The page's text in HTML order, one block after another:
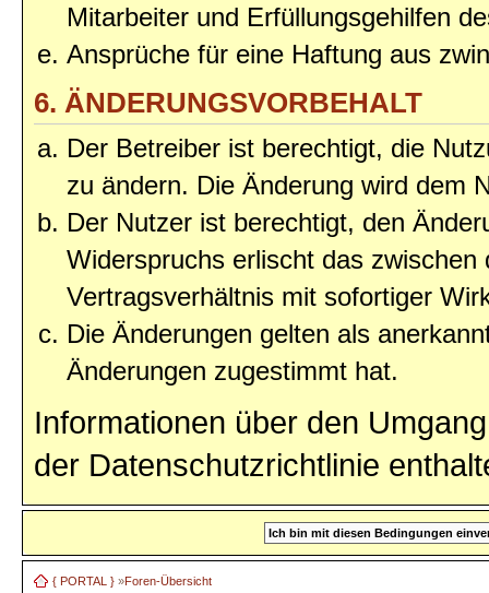
Mitarbeiter und Erfüllungsgehilfen
Ansprüche für eine Haftung aus
6. ÄNDERUNGSVORBEHALT
Der Betreiber ist berechtigt, die
zu ändern. Die Änderung wird dem
Der Nutzer ist berechtigt, den
Widerspruchs erlischt das
Vertragsverhältnis mit sofortiger
Die Änderungen gelten als
Änderungen zugestimmt hat.
Informationen über den
der Datenschutzrichtlinie
{ PORTAL } »Foren-Übersicht